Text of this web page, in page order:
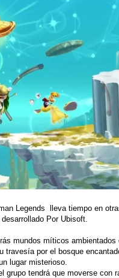
Legends lleva tiempo en
Por Ubisoft.
mundos míticos
travesía por el bosque
lugar misterioso.
grupo tendrá que moverse con